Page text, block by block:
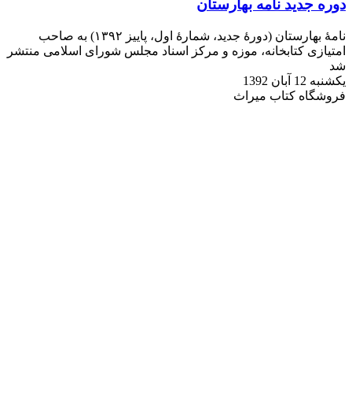
دوره جدید نامه بهارستان
نامۀ بهارستان (دورهٔ جدید، شمارۀ اول، پاییز ۱۳۹۲) به صاحب
امتیازی کتابخانه، موزه و مرکز اسناد مجلس شورای اسلامی منتشر
شد
یکشنبه 12 آبان 1392
فروشگاه کتاب میراث